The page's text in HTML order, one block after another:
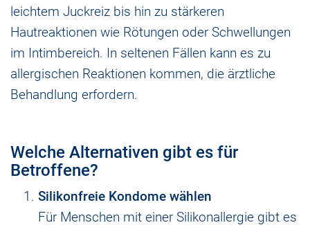
leichtem Juckreiz bis hin zu stärkeren
Hautreaktionen wie Rötungen oder Schwellungen
im Intimbereich. In seltenen Fällen kann es zu
allergischen Reaktionen kommen, die ärztliche
Behandlung erfordern.
Welche Alternativen gibt es für
Betroffene?
Silikonfreie Kondome wählen
Für Menschen mit einer Silikonallergie gibt es